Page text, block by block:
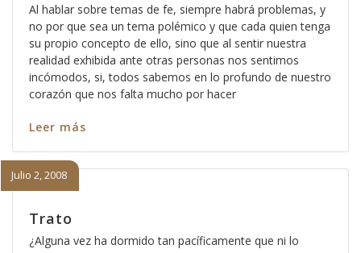
Al hablar sobre temas de fe, siempre habrá problemas, y
no por que sea un tema polémico y que cada quien tenga
su propio concepto de ello, sino que al sentir nuestra
realidad exhibida ante otras personas nos sentimos
incómodos, si, todos sabemos en lo profundo de nuestro
corazón que nos falta mucho por hacer
Leer más
Trato
Julio 2, 2008
¿Alguna vez ha dormido tan pacíficamente que ni lo